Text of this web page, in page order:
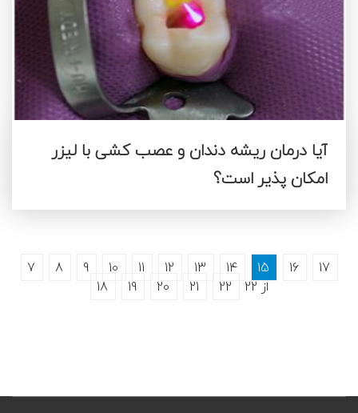
آیا درمان ریشه دندان و عصب کشی با لیزر
امکان پذیر است؟
7 8 9 10 11 12 13 14 15 16
17
18
19 20 21 22 از 22